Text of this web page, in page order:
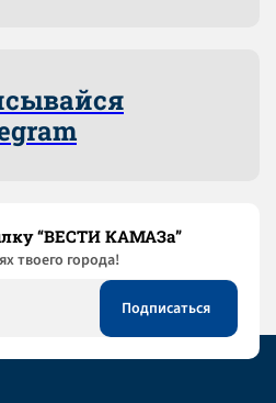
“ВЕСТИ КАМАЗа”
твоего города!